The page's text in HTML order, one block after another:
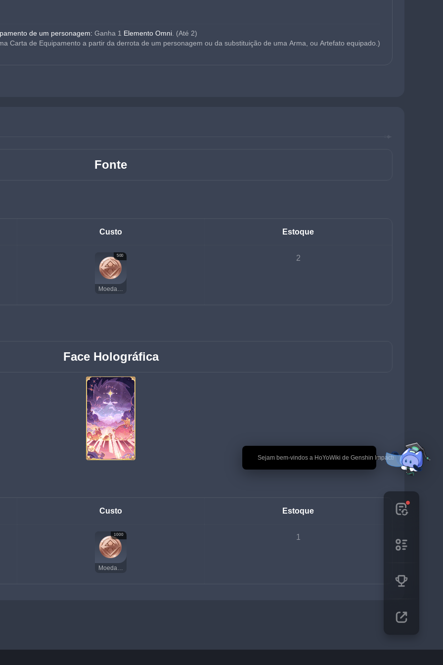
🎉 Sejam bem-vindos a HoYoWiki de Genshin Impact!
de um personagem: Ganha 1 Elemento Omni . (Até 2)
Carta de Equipamento a partir da derrota de um personagem ou da substituição de uma Arma, ou Artefato equipado.)
Fonte
Custo Estoque
500
Moedas da Sorte
2
Face Holográfica
Custo Estoque
1000
Moedas da Sorte
1